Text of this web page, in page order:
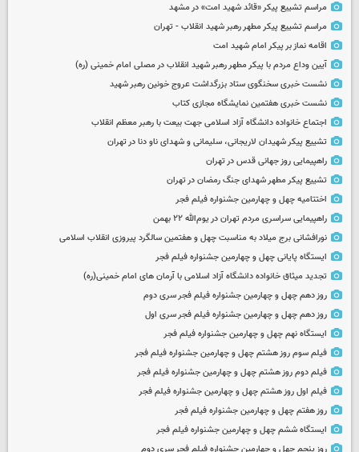
مراسم تشییع پیکر «قائد شهید امت» در مشهد
مراسم تشییع پیکر مطهر رهبر شهید انقلاب - تهران
اقامه نماز بر پیکر امام شهید امت
آیین وداع مردم با پیکر مطهر رهبر شهید انقلاب در مصلی امام خمینی (ره)
نشست خبری سخنگوی ستاد بزرگداشت عروج خونین رهبر شهید
نشست خبری هفتمین نمایشگاه مجازی کتاب
اجتماع خانواده دانشگاه آزاد اسلامی جهت بیعت با رهبر معظم انقلاب
تشییع پیکر شهیدان لاریجانی، سلیمانی و شهدای ناو دنا در تهران
راهپیمایی روز جهانی قدس در تهران
تشییع پیکر مطهر شهدای جنگ رمضان در تهران
اختتامیه چهل و چهارمین جشنواره فیلم فجر
راهپیمایی سراسری مردم تهران در یوم‌الله ۲۲ بهمن
نورافشانی برج میلاد به مناسبت چهل‌ و هفتمین سالگرد پیروزی انقلاب اسلامی
ایستگاه پایانی چهل و چهارمین جشنواره فیلم فجر
تجدید میثاق خانواده دانشگاه آزاد اسلامی با آرمان های امام خمینی(ره)
روز دهم چهل و چهارمین جشنواره فیلم فجر سری دوم
روز دهم چهل و چهارمین جشنواره فیلم فجر سری اول
ایستگاه نهم چهل و چهارمین جشنواره فیلم فجر
فیلم سوم روز هشتم چهل و چهارمین جشنواره فیلم فجر
فیلم دوم روز هشتم چهل و چهارمین جشنواره فیلم فجر
فیلم اول روز هشتم چهل و چهارمین جشنواره فیلم فجر
روز هفتم چهل و چهارمین جشنواره فیلم فجر
ایستگاه ششم چهل و چهارمین جشنواره فیلم فجر